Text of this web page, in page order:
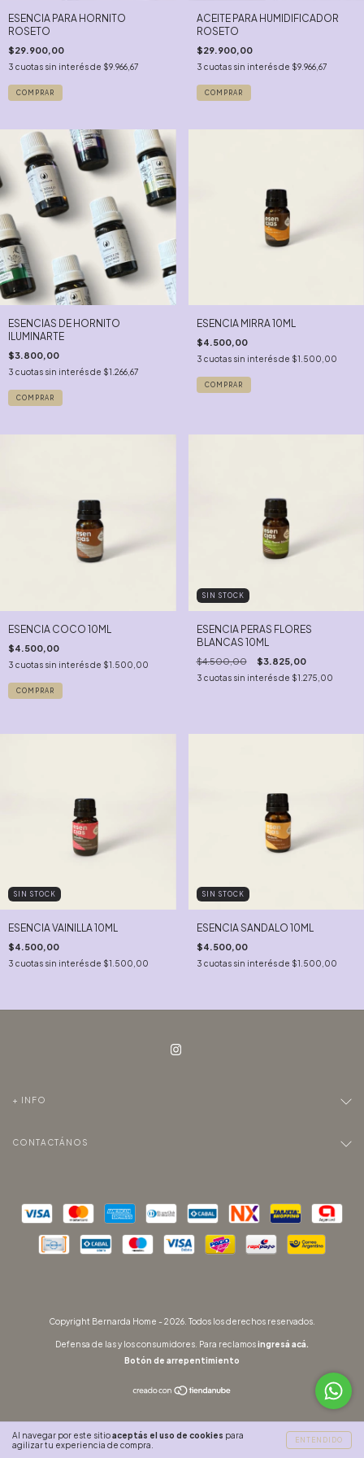
Al navegar por este sitioaceptás el uso de cookies para
agilizar tu experiencia de compra.
ENTENDIDO
ESENCIA PARA HORNITO
ROSETO
$29.900,00
3 cuotas sin interés de $9.966,67
COMPRAR
ACEITE PARA HUMIDIFICADOR
ROSETO
$29.900,00
3 cuotas sin interés de $9.966,67
COMPRAR
ESENCIAS DE HORNITO
ILUMINARTE
$3.800,00
3 cuotas sin interés de $1.266,67
COMPRAR
ESENCIA MIRRA 10ML
$4.500,00
3 cuotas sin interés de $1.500,00
ESENCIA COCO 10ML
$4.500,00
3 cuotas sin interés de $1.500,00
SIN STOCK
ESENCIA PERAS FLORES
BLANCAS 10ML
$4.500,00 $3.825,00
3 cuotas sin interés de $1.275,00
SIN STOCK
ESENCIA VAINILLA 10ML
$4.500,00
3 cuotas sin interés de $1.500,00
SIN STOCK
ESENCIA SANDALO 10ML
$4.500,00
3 cuotas sin interés de $1.500,00
+ INFO
CONTACTÁNOS
Copyright Bernarda Home - 2026. Todos los derechos reservados.
Defensa de las y los consumidores. Para reclamosingresá acá.
Botón de arrepentimiento